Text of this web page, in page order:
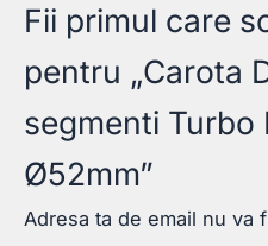
Fii primul care
pentru „Carota
segmenti Turbo
Ø52mm”
Adresa ta de email nu va